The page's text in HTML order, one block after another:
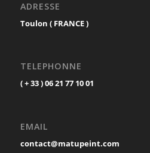
ADRESSE
Toulon ( FRANCE )
TELEPHONNE
( + 33 ) 06 21 77 10 01
EMAIL
contact@matupeint.com